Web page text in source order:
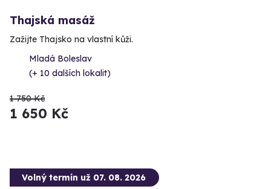
Thajská masáž
Zažijte Thajsko na vlastní kůži.
Mladá Boleslav
(+ 10 dalších lokalit)
1 750 Kč
1 650 Kč
Volný termín už 07. 08. 2026